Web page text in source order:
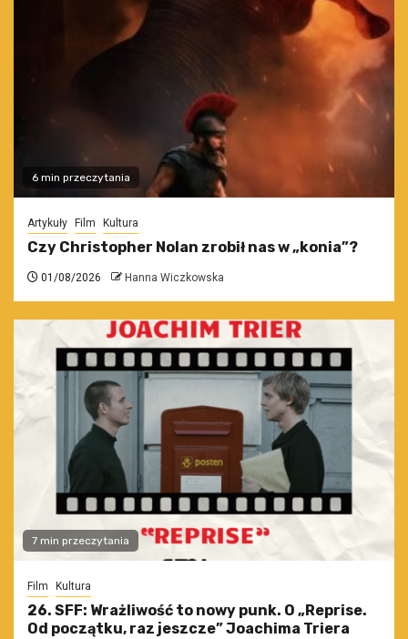
6 min przeczytania
Artykuły Film Kultura
Czy Christopher Nolan zrobił nas w „konia”?
01/08/2026 Hanna Wiczkowska
7 min przeczytania
Film Kultura
26. SFF: Wrażliwość to nowy punk. O „Reprise.
Od początku, raz jeszcze” Joachima Triera